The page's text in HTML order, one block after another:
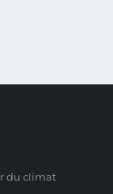
du climat